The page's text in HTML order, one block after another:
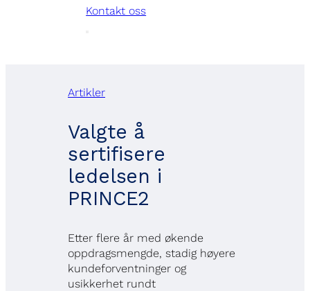
Kontakt oss
Artikler
Valgte å
sertifisere
ledelsen i
PRINCE2
Etter flere år med økende
oppdragsmengde, stadig høyere
kundeforventninger og
usikkerhet rundt